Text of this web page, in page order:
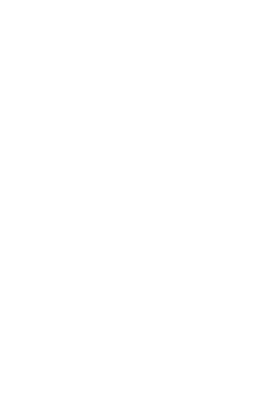
El prestigioso estudio
malagueña EDP y la
conocer las primeras